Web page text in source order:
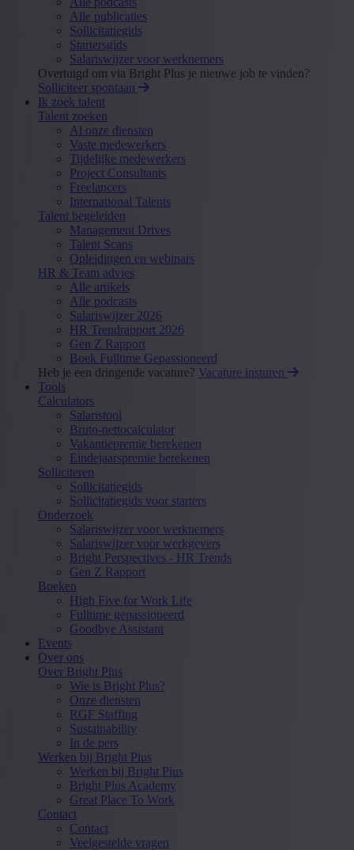
Alle publicaties
Sollicitatiegids
Startersgids
Salariswijzer voor werknemers
Overtuigd om via Bright Plus je nieuwe job te vinden?
Solliciteer spontaan
Ik zoek talent
Talent zoeken
Al onze diensten
Vaste medewerkers
Tijdelijke medewerkers
Project Consultants
Freelancers
International Talents
Talent begeleiden
Management Drives
Talent Scans
Opleidingen en webinars
HR & Team advies
Alle artikels
Alle podcasts
Salariswijzer 2026
HR Trendrapport 2026
Gen Z Rapport
Boek Fulltime Gepassioneerd
Heb je een dringende vacature? Vacature insturen
Tools
Calculators
Salaristool
Bruto-nettocalculator
Vakantiepremie berekenen
Eindejaarspremie berekenen
Solliciteren
Sollicitatiegids
Sollicitatiegids voor starters
Onderzoek
Salariswijzer voor werknemers
Salariswijzer voor werkgevers
Bright Perspectives - HR Trends
Gen Z Rapport
Boeken
High Five for Work Life
Fulltime gepassioneerd
Goodbye Assistant
Events
Over ons
Over Bright Plus
Wie is Bright Plus?
Onze diensten
RGF Staffing
Sustainability
In de pers
Werken bij Bright Plus
Werken bij Bright Plus
Bright Plus Academy
Great Place To Work
Contact
Contact
Veelgestelde vragen